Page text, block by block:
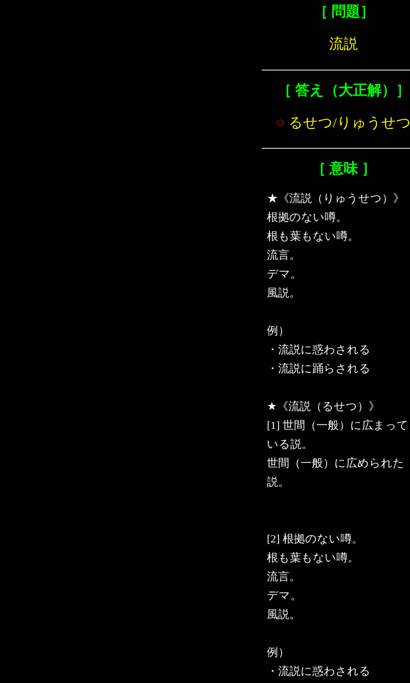
［ 問題］
流説
［ 答え（大正解）］
○ るせつ/りゅうせつ
［ 意味 ］
★《流説（りゅうせつ）》
根拠のない噂。
根も葉もない噂。
流言。
デマ。
風説。
例）
・流説に惑わされる
・流説に踊らされる
★《流説（るせつ）》
[1] 世間（一般）に広まって
いる説。
世間（一般）に広められた
説。
[2] 根拠のない噂。
根も葉もない噂。
流言。
デマ。
風説。
例）
・流説に惑わされる